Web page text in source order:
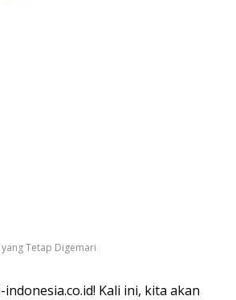
Tetap Digemari
Kali ini, kita akan